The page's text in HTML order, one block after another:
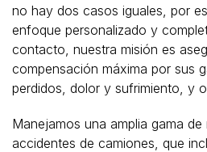
no hay dos casos iguales, por
enfoque personalizado y
contacto, nuestra misión es
compensación máxima por sus
perdidos, dolor y sufrimiento, y
Manejamos una amplia gama
accidentes de camiones, que